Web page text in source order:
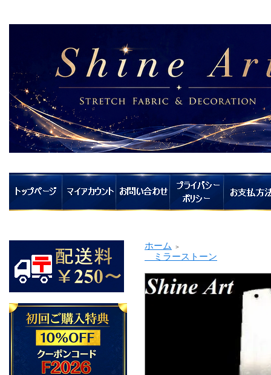
ホーム ＞
ミラーストーン